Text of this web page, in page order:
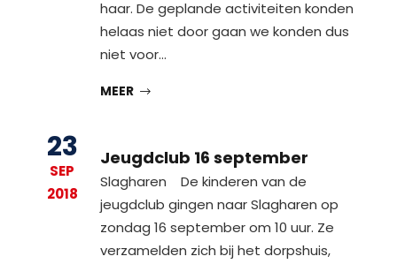
haar. De geplande activiteiten konden
helaas niet door gaan we konden dus
niet voor…
MEER
23
SEP
2018
Jeugdclub 16 september
Slagharen De kinderen van de
jeugdclub gingen naar Slagharen op
zondag 16 september om 10 uur. Ze
verzamelden zich bij het dorpshuis,